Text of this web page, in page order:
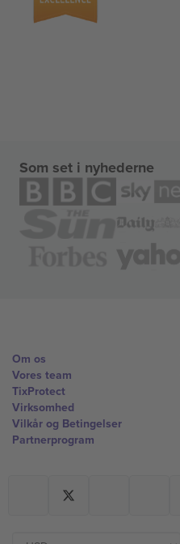
Som set i nyhederne
Om os
Vores team
TixProtect
Virksomhed
Vilkår og Betingelser
Partnerprogram